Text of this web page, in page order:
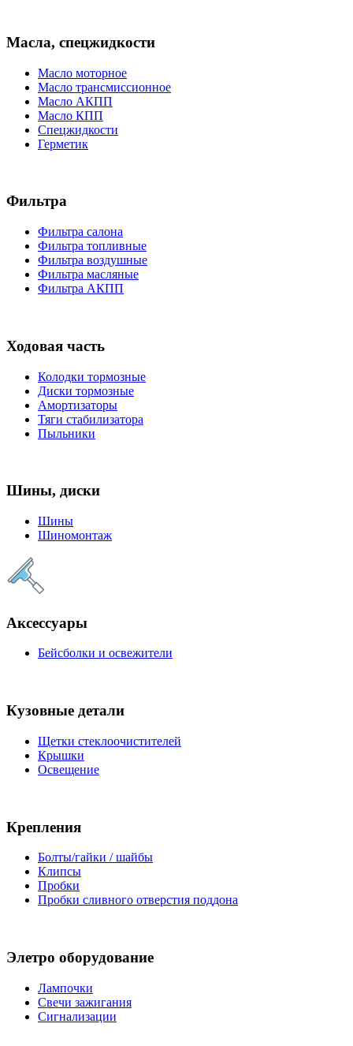
Масла, спецжидкости
Масло моторное
Масло трансмиссионное
Масло АКПП
Масло КПП
Спецжидкости
Герметик
Фильтра
Фильтра салона
Фильтра топливные
Фильтра воздушные
Фильтра масляные
Фильтра АКПП
Ходовая часть
Колодки тормозные
Диски тормозные
Амортизаторы
Тяги стабилизатора
Пыльники
Шины, диски
Шины
Шиномонтаж
Аксессуары
Бейсболки и освежители
Кузовные детали
Щетки стеклоочистителей
Крышки
Освещение
Крепления
Болты/гайки / шайбы
Клипсы
Пробки
Пробки сливного отверстия поддона
Элетро оборудование
Лампочки
Свечи зажигания
Сигнализации